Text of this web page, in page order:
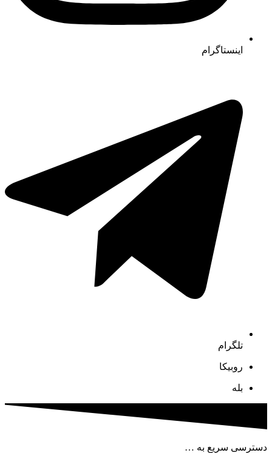
اینستاگرام
تلگرام
روبیکا
بله
دسترسی سریع به …